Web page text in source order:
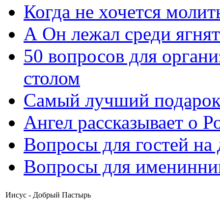
Когда не хочется
А Он лежал среди ягнят
50 вопросов для
столом
Самый лучший
Ангел рассказывает о
Вопросы для гостей
Вопросы для
Иисус - Добрый Пастырь